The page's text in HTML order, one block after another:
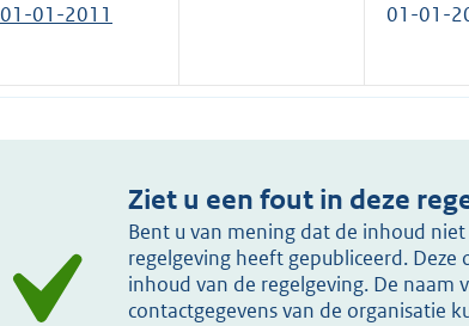
01-01-2011 01-01-
Ziet u een fout in deze
Bent u van mening dat de inhoud
regelgeving heeft gepubliceerd.
inhoud van de regelgeving. De naam
contactgegevens van de organisatie